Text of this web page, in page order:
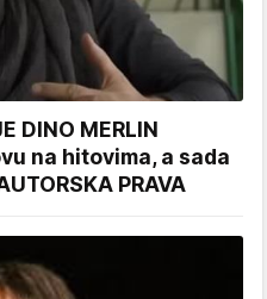
DINO MERLIN
na hitovima, a sada
PRAVA